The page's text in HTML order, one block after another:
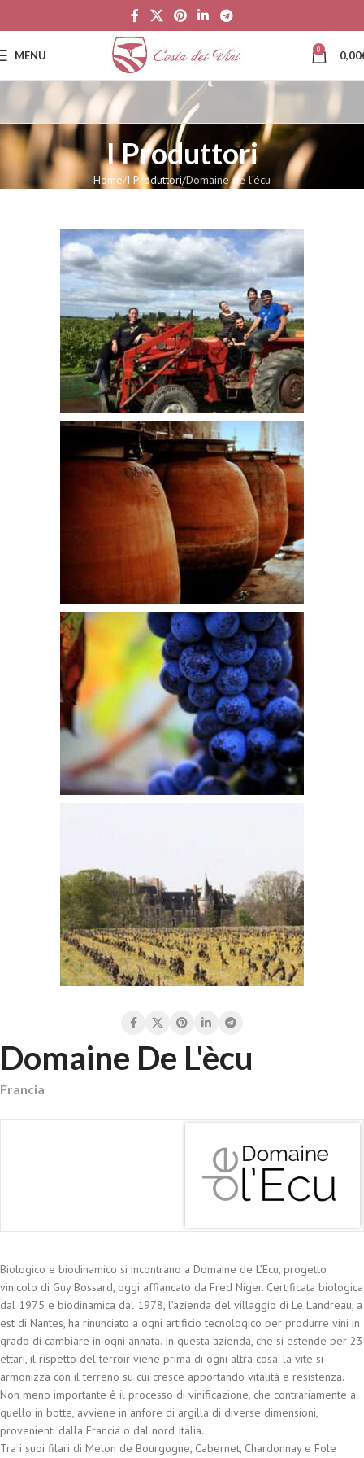
MENU 0 0,00
I Produttori
Home I Produttori Domaine de l’écu
Domaine De L'ècu
Francia
Biologico e biodinamico si incontrano a Domaine de L’Ecu, progetto
vinicolo di Guy Bossard, oggi affiancato da Fred Niger. Certificata biologica
dal 1975 e biodinamica dal 1978, l’azienda del villaggio di Le Landreau, a
est di Nantes, ha rinunciato a ogni artificio tecnologico per produrre vini in
grado di cambiare in ogni annata. In questa azienda, che si estende per 23
ettari, il rispetto del terroir viene prima di ogni altra cosa: la vite si
armonizza con il terreno su cui cresce apportando vitalità e resistenza.
Non meno importante è il processo di vinificazione, che contrariamente a
quello in botte, avviene in anfore di argilla di diverse dimensioni,
provenienti dalla Francia o dal nord Italia.
Tra i suoi filari di Melon de Bourgogne, Cabernet, Chardonnay e Fole